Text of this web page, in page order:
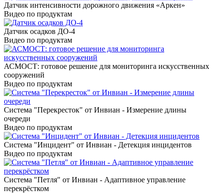
Датчик интенсивности дорожного движения «Аркен»
Видео по продуктам
Датчик осадков ДО-4
Видео по продуктам
АСМОСТ: готовое решение для мониторинга искусственных
сооружений
Видео по продуктам
Система "Перекресток" от Инвиан - Измерение длины
очереди
Видео по продуктам
Система "Инцидент" от Инвиан - Детекция инцидентов
Видео по продуктам
Система "Петля" от Инвиан - Адаптивное управление
перекрёстком